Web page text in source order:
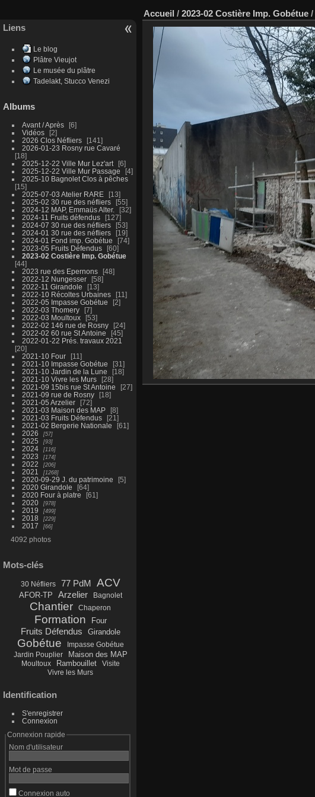
Liens
Le blog
Plâtre Vieujot
Le musée du plâtre
Tadelakt, Stucco Venezi
Albums
Avant / Après
6
Vidéos
2
2026 Clos Néfliers
141
2026-01-23 Rosny rue Cavaré
18
2025-12-22 Ville Mur Lez'art
6
2025-12-22 Ville Mur Passage
4
2025-10 Bagnolet Clos à pêches
15
2025-07-03 Atelier RARE
13
2025-02 30 rue des néfliers
55
2024-12 MAP, Emmaüs Alter.
32
2024-11 Fruits défendus
127
2024-07 30 rue des néfliers
53
2024-01 30 rue des néfliers
19
2024-01 Fond imp. Gobétue
74
2023-05 Fruits Défendus
60
2023-02 Costière Imp. Gobétue
44
2023 rue des Epernons
48
2022-12 Nungesser
58
2022-11 Girandole
13
2022-10 Récoltes Urbaines
11
2022-05 Impasse Gobétue
2
2022-03 Thomery
7
2022-03 Moultoux
53
2022-02 146 rue de Rosny
24
2022-02 60 rue St Antoine
45
2022-01-22 Prés. travaux 2021
20
2021-10 Four
11
2021-10 Impasse Gobétue
31
2021-10 Jardin de la Lune
18
2021-10 Vivre les Murs
28
2021-09 15bis rue St Antoine
27
2021-09 rue de Rosny
18
2021-05 Arzelier
72
2021-03 Maison des MAP
8
2021-03 Fruits Défendus
21
2021-02 Bergerie Nationale
61
2026
57
2025 93
2024 116
2023 174
2022 206
2021 1268
2020-09-29 J. du patrimoine
5
2020 Girandole
64
2020 Four à platre
61
2020
978
2019 499
2018 229
2017 66
4092 photos
Mots-clés
30 Néfliers 77 PdM ACV
AFOR-TP Arzelier Bagnolet
Chantier Chaperon
Formation Four
Fruits Défendus Girandole
Gobétue
Impasse Gobétue
Jardin Pouplier
Maison des MAP
Moultoux Rambouillet
Visite
Vivre les Murs
Identification
S'enregistrer
Connexion
Connexion rapide
Nom d'utilisateur
Mot de passe
Connexion auto
Accueil / 2023-02 Costière Imp. Gobétue /